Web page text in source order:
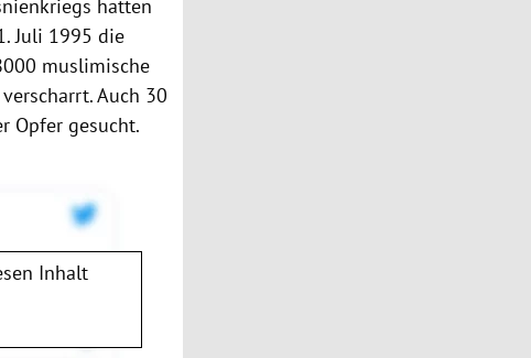
hatten
Juli 1995 die
muslimische
Auch 30
Opfer gesucht.
Inhalt